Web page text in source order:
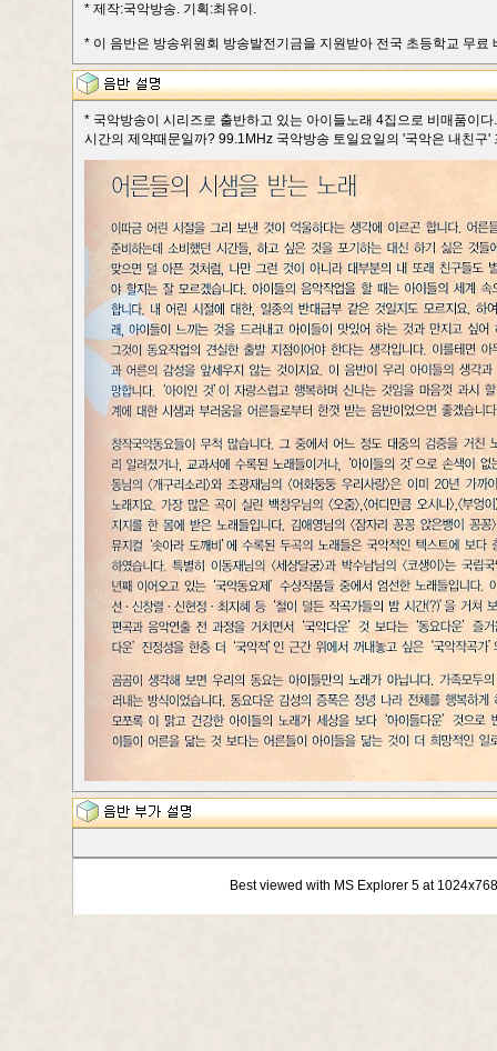
* 제작:국악방송. 기획:최유이.
* 이 음반은 방송위원회 방송발전기금을 지원받아 전국 초등학교 무료
* 국악방송이 시리즈로 출반하고 있는 아이들노래 4집으로 비매품이
시간의 제약때문일까? 99.1MHz 국악방송 토일요일의 '국악은 내친
Best viewed with MS Explorer 5 at